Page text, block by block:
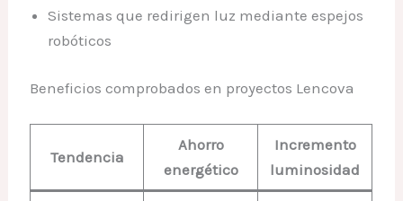
Sistemas que redirigen luz mediante espejos
robóticos
Beneficios comprobados en proyectos Lencova
Tendencia
Ahorro
energético
Incremento
luminosidad